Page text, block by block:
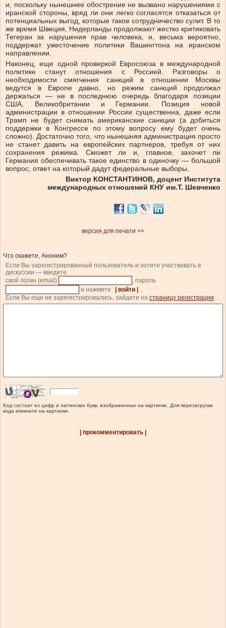
и, поскольку нынешнее обострение не вызвано нарушениями с
иранской стороны, вряд ли они легко согласятся отказаться от
потенциальных выгод, которые такое сотрудничество сулит. В то
же время Швеция, Нидерланды продолжают жестко критиковать
Тегеран за нарушения прав человека, и, весьма вероятно,
поддержат ужесточение политики Вашингтона на иранском
направлении.
Наконец, еще одной проверкой Евросоюза в международной
политике станут отношения с Россией. Разговоры о
необходимости смягчения санкций в отношении Москвы
ведутся в Европе давно, но режим санкций продолжал
держаться — не в последнюю очередь благодаря позиции
США, Великобритании и Германии. Позиция новой
администрации в отношении России существенна, даже если
Трамп не будет снимать американские санкции (а добиться
поддержки в Конгрессе по этому вопросу ему будет очень
сложно). Достаточно того, что нынешняя администрация просто
не станет давить на европейских партнеров, требуя от них
сохранения режима. Сможет ли и, главное, захочет ли
Германия обеспечивать такое единство в одиночку — большой
вопрос, ответ на который дадут федеральные выборы.
Виктор КОНСТАНТИНОВ, доцент Института
международных отношений КНУ им.Т. Шевченко
версия для печати >>
Что скажете, Аноним?
Если Вы зарегистрированный пользователь и хотите участвовать в
дискуссии — введите
свой логин (email)
, пароль
и нажмите
| войти |
.
Если Вы еще не зарегистрировались, зайдите на страницу регистрации.
Код состоит из цифр и латинских букв, изображенных на картинке. Для перезагрузки
кода кликните на картинке.
| прокомментировать |